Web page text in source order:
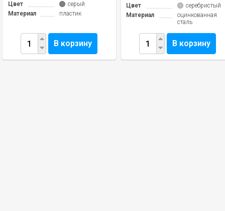
Цвет
серый
Материал
пластик
В корзину
Цвет
серебристый
Материал
оцинкованная
сталь
В корзину